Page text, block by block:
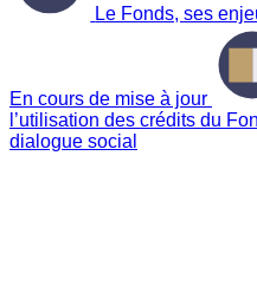
Le Fonds, ses
En cours de mise à jour
l’utilisation des crédits du
dialogue social